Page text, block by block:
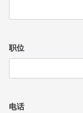
职位
电话